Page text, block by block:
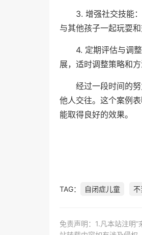
3. 增强社交技能
与其他孩子一起玩耍和
4. 定期评估与调
展，适时调整策略和方
经过一段时间的
他人交往。这个案例
能取得良好的效果。
TAG： 自闭症儿童
免责声明：1.凡本站注明